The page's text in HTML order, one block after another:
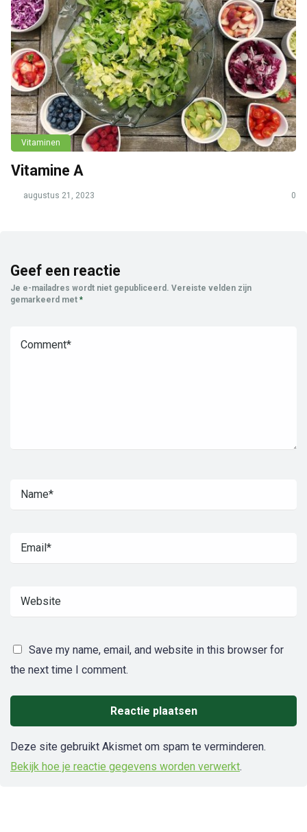
Vitaminen
Vitamine A
augustus 21, 2023 0
Geef een reactie
Je e-mailadres wordt niet gepubliceerd. Vereiste velden zijn
gemarkeerd met *
Save my name, email, and website in this browser for
the next time I comment.
Deze site gebruikt Akismet om spam te verminderen.
Bekijk hoe je reactie gegevens worden verwerkt.